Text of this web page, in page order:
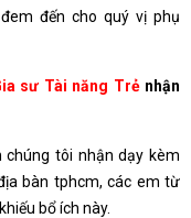
đến cho quý vị phụ
sư Tài năng Trẻnhận
tôi nhận dạy kèm
bàn tphcm, các em từ
bổ ích này.